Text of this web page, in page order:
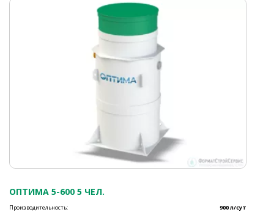
ОПТИМА 5-600 5 ЧЕЛ.
Производительность: 900 л/сут